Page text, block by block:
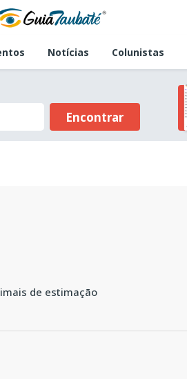
Notícias Colunistas
Encontrar
de estimação